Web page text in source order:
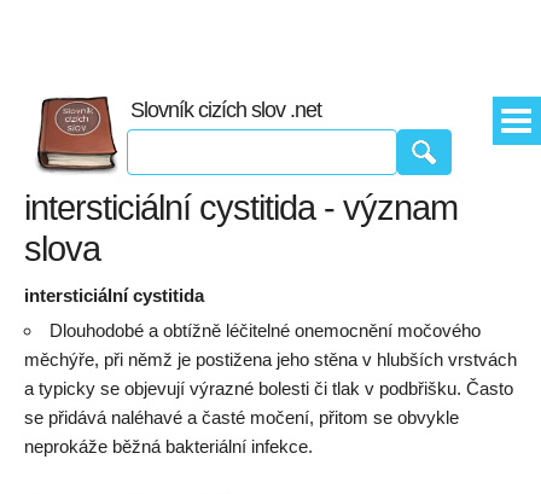
Slovník cizích slov .net
intersticiální cystitida - význam
slova
intersticiální cystitida
Dlouhodobé a obtížně léčitelné onemocnění močového
měchýře, při němž je postižena jeho stěna v hlubších vrstvách
a typicky se objevují výrazné bolesti či tlak v podbřišku. Často
se přidává naléhavé a časté močení, přitom se obvykle
neprokáže běžná bakteriální infekce.